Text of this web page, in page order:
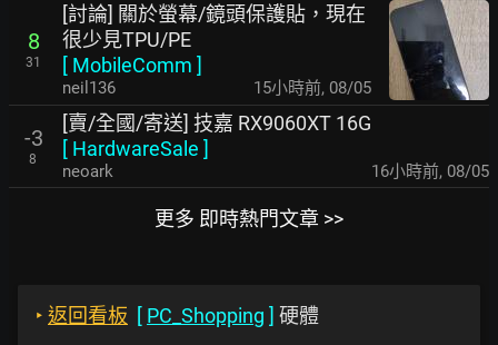
8
31
[討論] 關於螢幕/鏡頭保護貼，現在
很少見TPU/PE
[ MobileComm ]
neil136 15小時前, 08/05
-3
8
[賣/全國/寄送] 技嘉 RX9060XT 16G
[ HardwareSale ]
neoark 16小時前, 08/05
更多 即時熱門文章 >>
‣ 返回看板 [ PC_Shopping ] 硬體